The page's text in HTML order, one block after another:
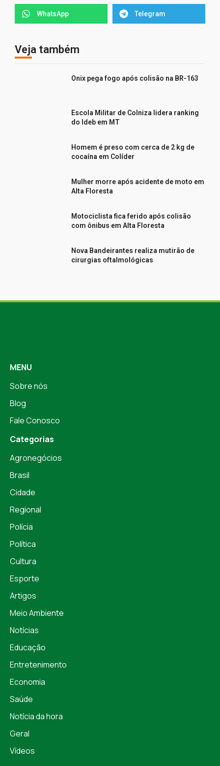
WhatsApp Telegram
Veja também
Onix pega fogo após colisão na BR-163
Escola Militar de Colniza lidera ranking
do Ideb em MT
Homem é preso com cerca de 2 kg de
cocaína em Colíder
Mulher morre após acidente de moto em
Alta Floresta
Motociclista fica ferido após colisão
com ônibus em Alta Floresta
Nova Bandeirantes realiza mutirão de
cirurgias oftalmológicas
MENU
Sobre nós
Blog
Fale Conosco
Categorias
Agronegócios
Brasil
Cidade
Regional
Polícia
Política
Cultura
Esporte
Artigos
Meio Ambiente
Notícias
Educação
Entretenimento
Economia
Saúde
Notícia da hora
Geral
Vídeos